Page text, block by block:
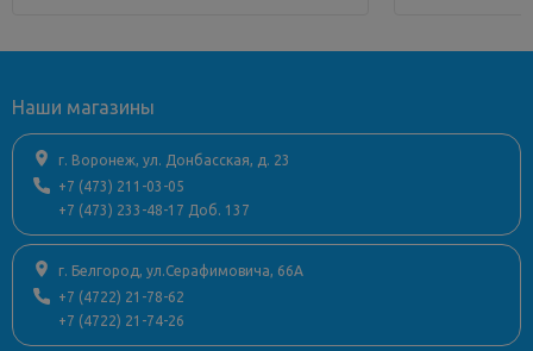
Наши магазины
г. Воронеж, ул. Донбасская, д. 23
+7 (473) 211-03-05
+7 (473) 233-48-17 Доб. 137
г. Белгород, ул.Серафимовича, 66А
+7 (4722) 21-78-62
+7 (4722) 21-74-26